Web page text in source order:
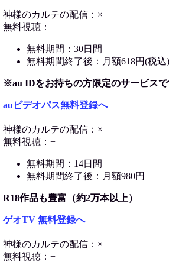
神様のカルテの配信：×
無料視聴：−
無料期間：30日間
無料期間終了後：月額618円(税込)
※au IDをお持ちの方限定のサービス
auビデオパス無料登録へ
神様のカルテの配信：×
無料視聴：−
無料期間：14日間
無料期間終了後：月額980円
R18作品も豊富（約2万本以上）
ゲオTV 無料登録へ
神様のカルテの配信：×
無料視聴：−